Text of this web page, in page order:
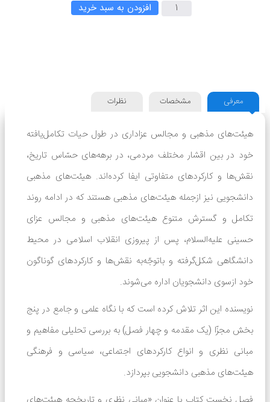
افزودن به سبد خرید
معرفی مشخصات نظرات
هیئت‌های مذهبی و مجالس عزاداری در طول حیات تکامل‌یافته
خود در بین اقشار مختلف مردمی، در برهه‌های حسّاس تاریخ،
نقش‌ها و کارکردهای متفاوتی ایفا کرده‌اند. هیئت‌های مذهبی
دانشجویی نیز ازجمله هیئت‌های مذهبی هستند که در ادامه‌ روند
تکامل و گسترش متنوع هیئت‌های مذهبی و مجالس عزای
حسینی علیه‌السلام، پس از پیروزی انقلاب اسلامی در محیط
دانشگاهی شکل‌گرفته و باتوجّه‌به نقش‌ها و کارکردهای گوناگون
خود از‌سوی دانشجویان اداره می‌شوند.
نویسنده این اثر تلاش کرده است که با نگاه علمی و جامع در پنج
بخش مجزّا (یک مقدمه و چهار فصل) به بررسی تحلیلی مفاهیم و
مبانی نظری و انواع کارکردهای اجتماعی، سیاسی و فرهنگی
هیئت‌های مذهبی دانشجویی بپردازد.